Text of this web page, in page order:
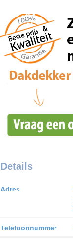
Details
Adres
Telefoonnummer